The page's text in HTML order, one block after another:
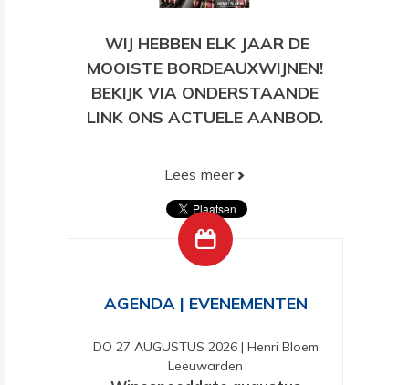
WIJ HEBBEN ELK JAAR DE
MOOISTE BORDEAUXWIJNEN!
BEKIJK VIA ONDERSTAANDE
LINK ONS ACTUELE AANBOD.
AANBOD!
Lees meer
AGENDA | EVENEMENTEN
DO 27 AUGUSTUS 2026| Henri Bloem
Leeuwarden